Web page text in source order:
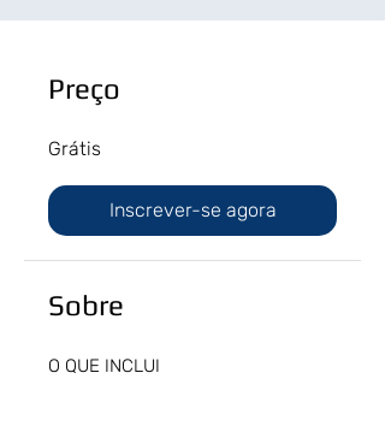
Preço
Grátis
Inscrever-se agora
Sobre
O QUE INCLUI